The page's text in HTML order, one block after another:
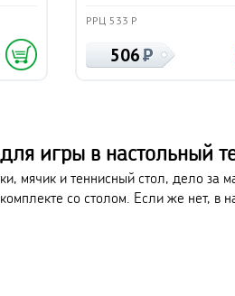
РРЦ 533 Р
506
игры в настольный
мячик и теннисный стол, дело за
со столом. Если же нет, в